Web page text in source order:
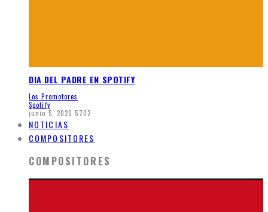
DIA DEL PADRE EN SPOTIFY
Los Promotores
Spotify
junio 5, 2020 5702
NOTICIAS
COMPOSITORES
COMPOSITORES